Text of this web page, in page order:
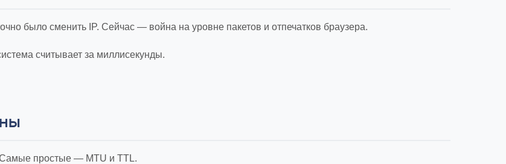
было сменить IP. Сейчас — война на уровне пакетов и отпечатков браузера.
считывает за миллисекунды.
простые — MTU и TTL.